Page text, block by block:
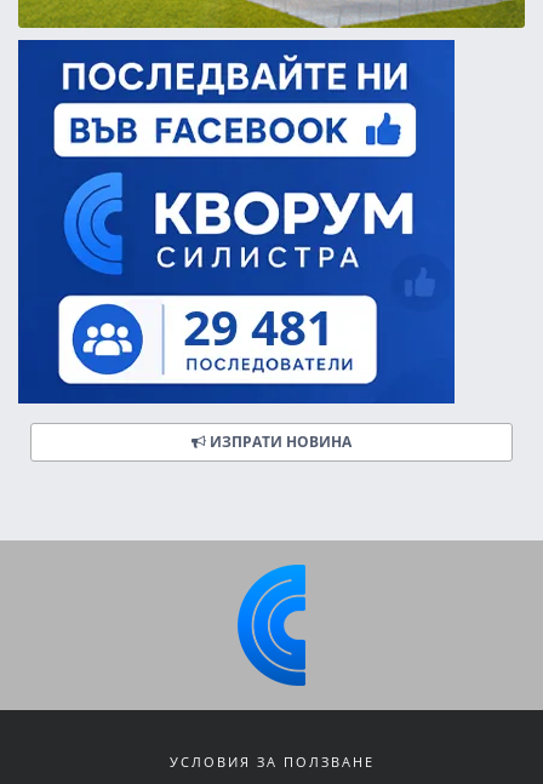
ИЗПРАТИ НОВИНА
УСЛОВИЯ ЗА ПОЛЗВАНЕ